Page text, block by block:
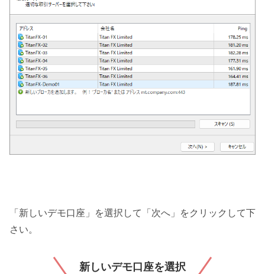
「新しいデモ口座」を選択して「次へ」をクリックして下
さい。
新しいデモ口座を選択